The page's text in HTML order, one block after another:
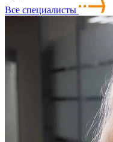
Все специалисты